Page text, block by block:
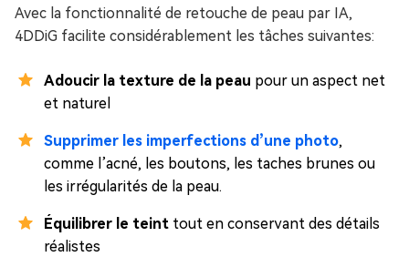
Avec la fonctionnalité de retouche de peau par IA,
4DDiG facilite considérablement les tâches suivantes:
Adoucir la texture de la peau pour un aspect net
et naturel
Supprimer les imperfections d’une photo,
comme l’acné, les boutons, les taches brunes ou
les irrégularités de la peau.
Équilibrer le teint tout en conservant des détails
réalistes